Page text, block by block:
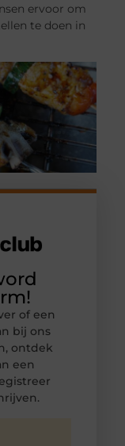
ervoor om
te doen in
of een
bij ons
ontdek
een